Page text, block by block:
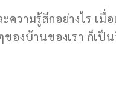
ามรู้สึกอย่างไร เมื่อ
ของบ้านของเรา ก็เ